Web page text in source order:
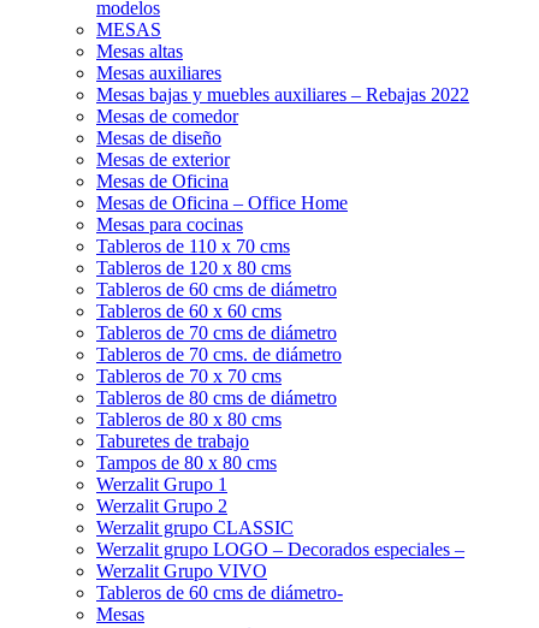
modelos
MESAS
Mesas altas
Mesas auxiliares
Mesas bajas y muebles auxiliares – Rebajas 2022
Mesas de comedor
Mesas de diseño
Mesas de exterior
Mesas de Oficina
Mesas de Oficina – Office Home
Mesas para cocinas
Tableros de 110 x 70 cms
Tableros de 120 x 80 cms
Tableros de 60 cms de diámetro
Tableros de 60 x 60 cms
Tableros de 70 cms de diámetro
Tableros de 70 cms. de diámetro
Tableros de 70 x 70 cms
Tableros de 80 cms de diámetro
Tableros de 80 x 80 cms
Taburetes de trabajo
Tampos de 80 x 80 cms
Werzalit Grupo 1
Werzalit Grupo 2
Werzalit grupo CLASSIC
Werzalit grupo LOGO – Decorados especiales –
Werzalit Grupo VIVO
Tableros de 60 cms de diámetro-
Mesas